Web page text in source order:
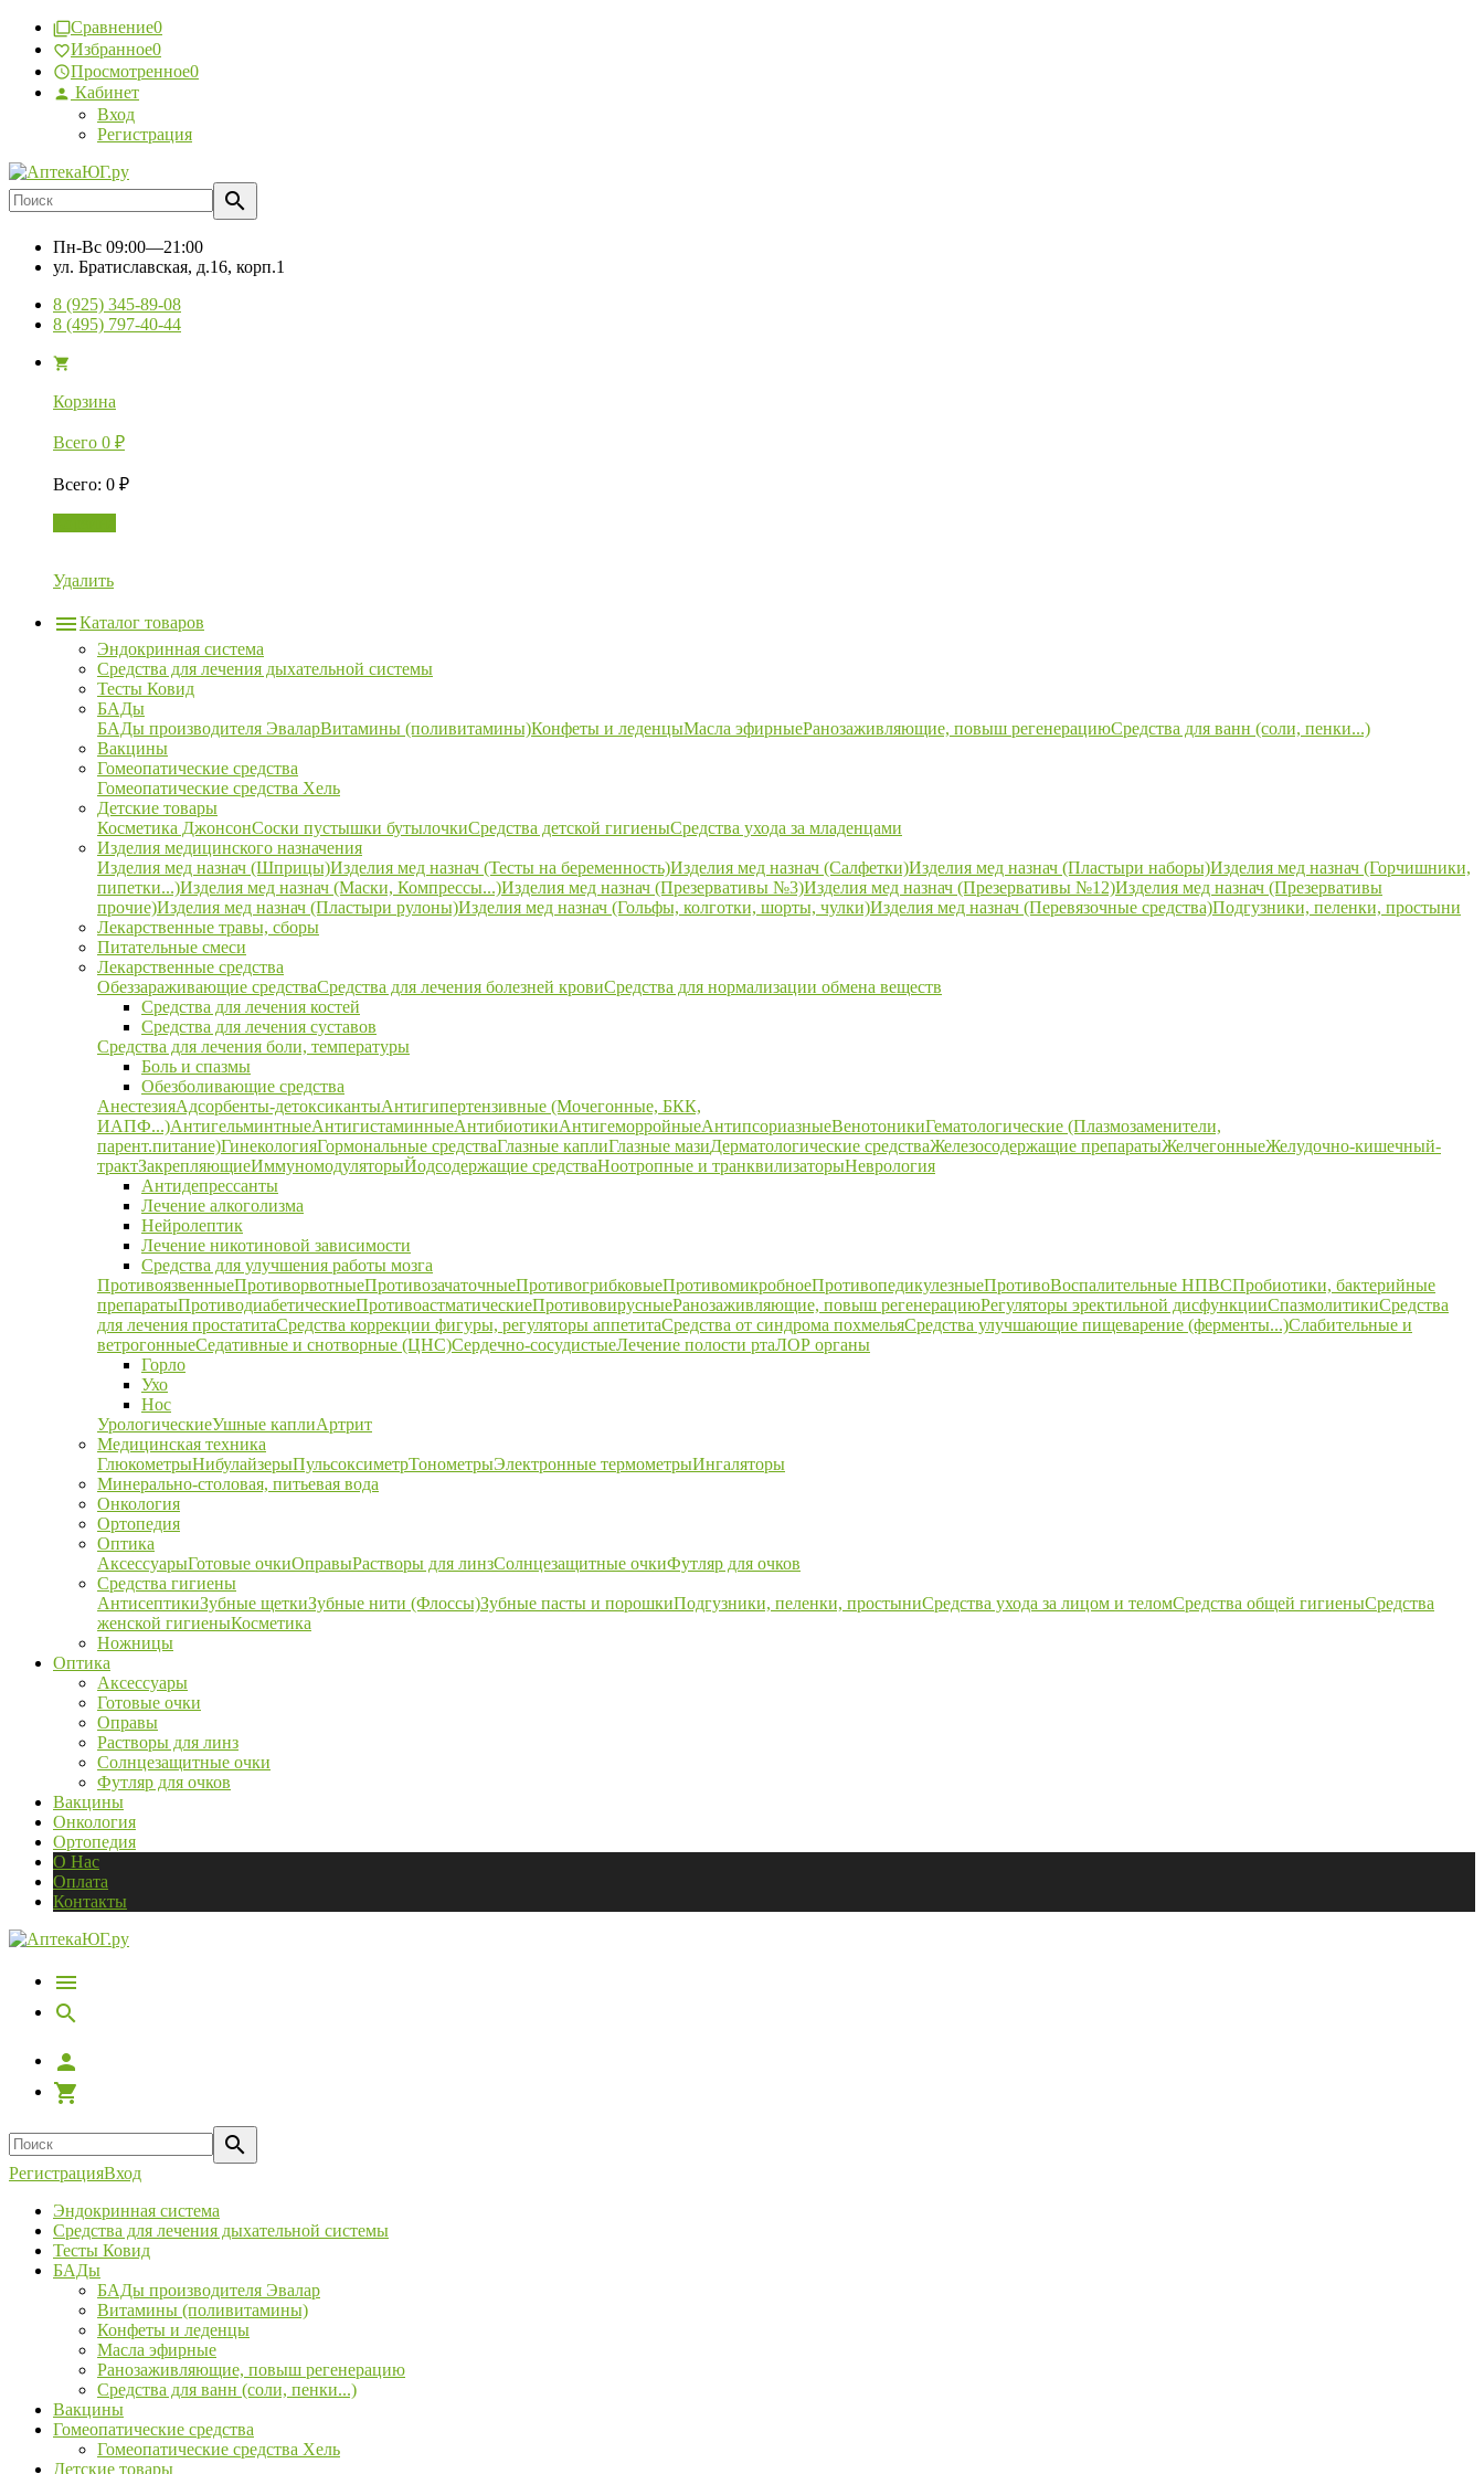
Сравнение0
Избранное0
Просмотренное0
Кабинет
Вход
Регистрация
Пн-Вс 09:00—21:00
ул. Братиславская, д.16, корп.1
8 (925) 345-89-08
8 (495) 797-40-44
Корзина
Всего 0 ₽
Всего: 0 ₽
Удалить
Каталог товаров
Эндокринная система
Средства для лечения дыхательной системы
Тесты Ковид
БАДы
БАДы производителя ЭваларВитамины (поливитамины)Конфеты и леденцыМасла эфирныеРанозаживляющие, повыш регенерациюСредства для ванн (соли, пенки...)
Вакцины
Гомеопатические средства
Гомеопатические средства Хель
Детские товары
Косметика ДжонсонСоски пустышки бутылочкиСредства детской гигиеныСредства ухода за младенцами
Изделия медицинского назначения
Изделия мед назнач (Шприцы)Изделия мед назнач (Тесты на беременность)Изделия мед назнач (Салфетки)Изделия мед назнач (Пластыри наборы)Изделия мед назнач (Горчишники,
пипетки...)Изделия мед назнач (Маски, Компрессы...)Изделия мед назнач (Презервативы №3)Изделия мед назнач (Презервативы №12)Изделия мед назнач (Презервативы
прочие)Изделия мед назнач (Пластыри рулоны)Изделия мед назнач (Гольфы, колготки, шорты, чулки)Изделия мед назнач (Перевязочные средства)Подгузники, пеленки, простыни
Лекарственные травы, сборы
Питательные смеси
Лекарственные средства
Обеззараживающие средстваСредства для лечения болезней кровиСредства для нормализации обмена веществ
Средства для лечения костей
Средства для лечения суставов
Средства для лечения боли, температуры
Боль и спазмы
Обезболивающие средства
АнестезияАдсорбенты-детоксикантыАнтигипертензивные (Мочегонные, БКК,
ИАПФ...)АнтигельминтныеАнтигистаминныеАнтибиотикиАнтигеморройныеАнтипсориазныеВенотоникиГематологические (Плазмозаменители,
парент.питание)ГинекологияГормональные средстваГлазные каплиГлазные мазиДерматологические средстваЖелезосодержащие препаратыЖелчегонныеЖелудочно-кишечный-
трактЗакрепляющиеИммуномодуляторыЙодсодержащие средстваНоотропные и транквилизаторыНеврология
Антидепрессанты
Лечение алкоголизма
Нейролептик
Лечение никотиновой зависимости
Средства для улучшения работы мозга
ПротивоязвенныеПротиворвотныеПротивозачаточныеПротивогрибковыеПротивомикробноеПротивопедикулезныеПротивоВоспалительные НПВСПробиотики, бактерийные
препаратыПротиводиабетическиеПротивоастматическиеПротивовирусныеРанозаживляющие, повыш регенерациюРегуляторы эректильной дисфункцииСпазмолитикиСредства
для лечения простатитаСредства коррекции фигуры, регуляторы аппетитаСредства от синдрома похмельяСредства улучшающие пищеварение (ферменты...)Слабительные и
ветрогонныеСедативные и снотворные (ЦНС)Сердечно-сосудистыеЛечение полости ртаЛОР органы
Горло
Ухо
Нос
УрологическиеУшные каплиАртрит
Медицинская техника
ГлюкометрыНибулайзерыПульсоксиметрТонометрыЭлектронные термометрыИнгаляторы
Минерально-столовая, питьевая вода
Онкология
Ортопедия
Оптика
АксессуарыГотовые очкиОправыРастворы для линзСолнцезащитные очкиФутляр для очков
Средства гигиены
АнтисептикиЗубные щеткиЗубные нити (Флоссы)Зубные пасты и порошкиПодгузники, пеленки, простыниСредства ухода за лицом и теломСредства общей гигиеныСредства
женской гигиеныКосметика
Ножницы
Оптика
Аксессуары
Готовые очки
Оправы
Растворы для линз
Солнцезащитные очки
Футляр для очков
Вакцины
Онкология
Ортопедия
О Нас
Оплата
Контакты
РегистрацияВход
Эндокринная система
Средства для лечения дыхательной системы
Тесты Ковид
БАДы
БАДы производителя Эвалар
Витамины (поливитамины)
Конфеты и леденцы
Масла эфирные
Ранозаживляющие, повыш регенерацию
Средства для ванн (соли, пенки...)
Вакцины
Гомеопатические средства
Гомеопатические средства Хель
Детские товары